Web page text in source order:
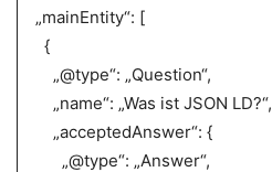
„mainEntity“: [
{
„@type“: „Question“,
„name“: „Was ist JSON LD?“,
„acceptedAnswer“: {
„@type“: „Answer“,